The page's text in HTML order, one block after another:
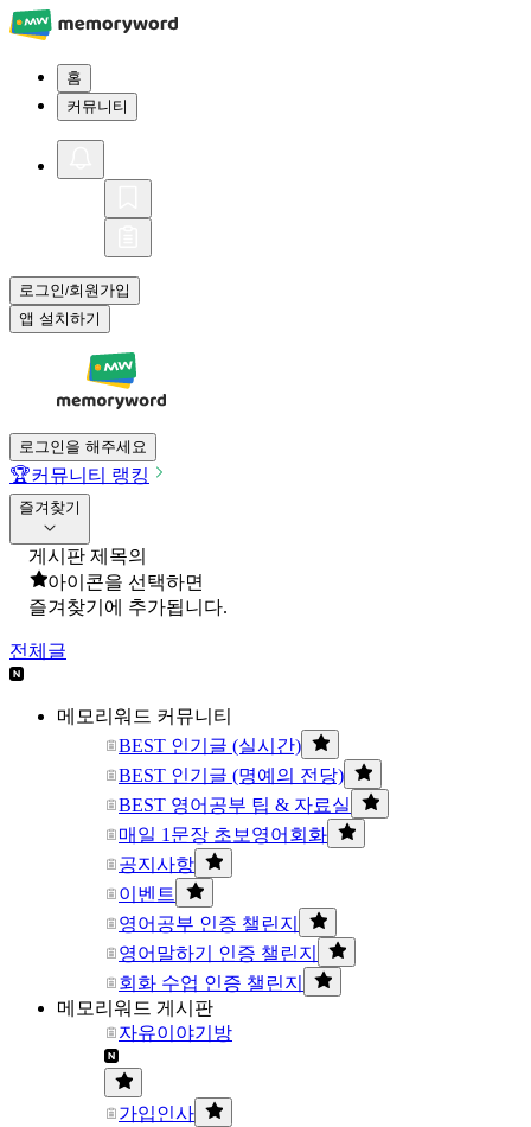
홈
커뮤니티
로그인/회원가입
앱 설치하기
로그인을 해주세요
🏆커뮤니티 랭킹
즐겨찾기
게시판 제목의
아이콘을 선택하면
즐겨찾기에 추가됩니다.
전체글
메모리워드 커뮤니티
BEST 인기글 (실시간)
BEST 인기글 (명예의 전당)
BEST 영어공부 팁 & 자료실
매일 1문장 초보영어회화
공지사항
이벤트
영어공부 인증 챌린지
영어말하기 인증 챌린지
회화 수업 인증 챌린지
메모리워드 게시판
자유이야기방
가입인사